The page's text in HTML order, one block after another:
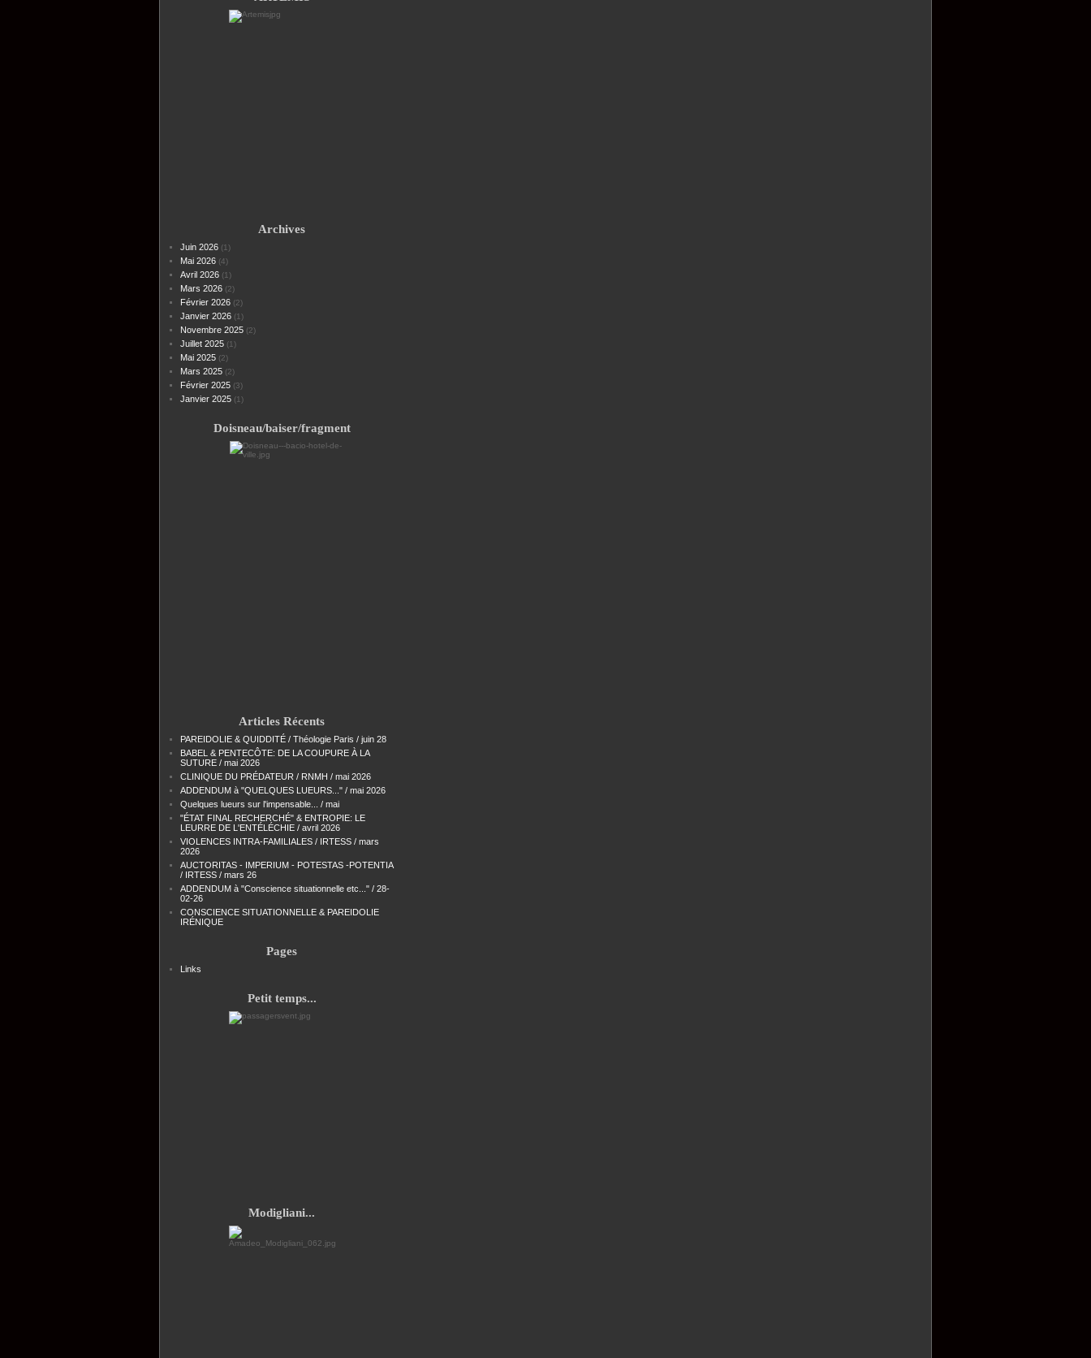
Archives
Juin 2026 (1)
Mai 2026 (4)
Avril 2026 (1)
Mars 2026 (2)
Février 2026 (2)
Janvier 2026 (1)
Novembre 2025 (2)
Juillet 2025 (1)
Mai 2025 (2)
Mars 2025 (2)
Février 2025 (3)
Janvier 2025 (1)
Doisneau/baiser/fragment
Articles Récents
PAREIDOLIE & QUIDDITÉ / Théologie Paris / juin 28
BABEL & PENTECÔTE: DE LA COUPURE À LA
SUTURE / mai 2026
CLINIQUE DU PRÉDATEUR / RNMH / mai 2026
ADDENDUM à "QUELQUES LUEURS..." / mai 2026
Quelques lueurs sur l'impensable... / mai
"ÉTAT FINAL RECHERCHÉ" & ENTROPIE: LE
LEURRE DE L'ENTÉLÉCHIE / avril 2026
VIOLENCES INTRA-FAMILIALES / IRTESS / mars
2026
AUCTORITAS - IMPERIUM - POTESTAS -POTENTIA
/ IRTESS / mars 26
ADDENDUM à "Conscience situationnelle etc..." / 28-
02-26
CONSCIENCE SITUATIONNELLE & PAREIDOLIE
IRÉNIQUE
Pages
Links
Petit temps...
Modigliani...